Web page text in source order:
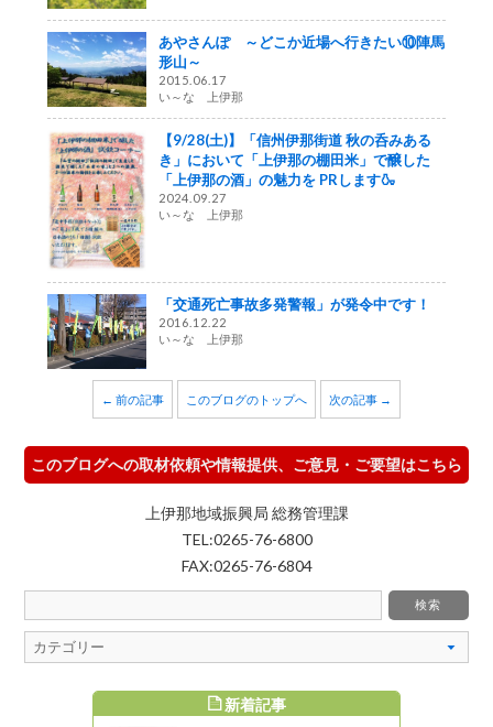
あやさんぽ ～どこか近場へ行きたい⑩陣馬
形山～
2015.06.17
い～な 上伊那
【9/28(土)】「信州伊那街道 秋の呑みある
き」において「上伊那の棚田米」で醸した
「上伊那の酒」の魅力を PRします🍶
2024.09.27
い～な 上伊那
「交通死亡事故多発警報」が発令中です！
2016.12.22
い～な 上伊那
← 前の記事 このブログのトップへ 次の記事 →
このブログへの取材依頼や情報提供、ご意見・ご要望はこちら
上伊那地域振興局 総務管理課
TEL:0265-76-6800
FAX:0265-76-6804
新着記事